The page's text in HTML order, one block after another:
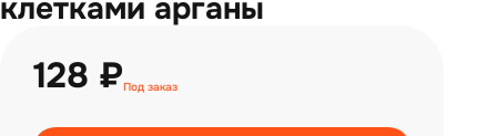
клетками арганы
128 ₽Под заказ